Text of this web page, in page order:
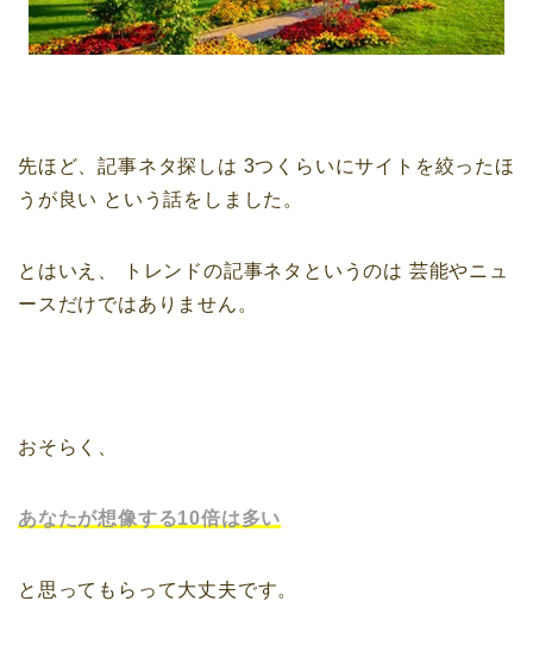
先ほど、記事ネタ探しは 3つくらいにサイトを絞ったほ
うが良い という話をしました。
とはいえ、 トレンドの記事ネタというのは 芸能やニュ
ースだけではありません。
おそらく、
あなたが想像する10倍は多い
と思ってもらって大丈夫です。